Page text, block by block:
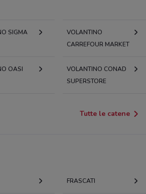
SIGMA
VOLANTINO
CARREFOUR MARKET
OASI
VOLANTINO CONAD
SUPERSTORE
Tutte le catene
FRASCATI